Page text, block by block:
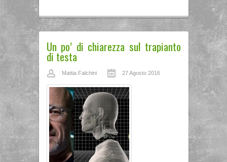
Un po’ di chiarezza sul trapianto
di testa
Mattia Falchini 27 Agosto 2016